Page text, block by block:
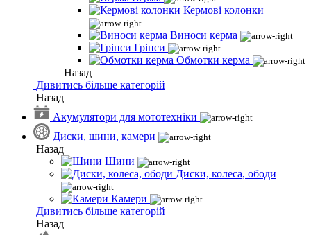
Кермові колонки
Виноси керма
Гріпси
Обмотки керма
Назад
Дивитись більше категорій
Назад
Акумулятори для мототехніки
Диски, шини, камери
Назад
Шини
Диски, колеса, ободи
Камери
Дивитись більше категорій
Назад